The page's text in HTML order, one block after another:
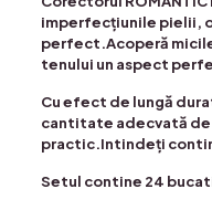
imperfecțiunile pielii,
perfect.Acoperă
tenului un aspect
Cu efect de lungă
cantitate adecvată
practic.Intindeți
Setul contine 24